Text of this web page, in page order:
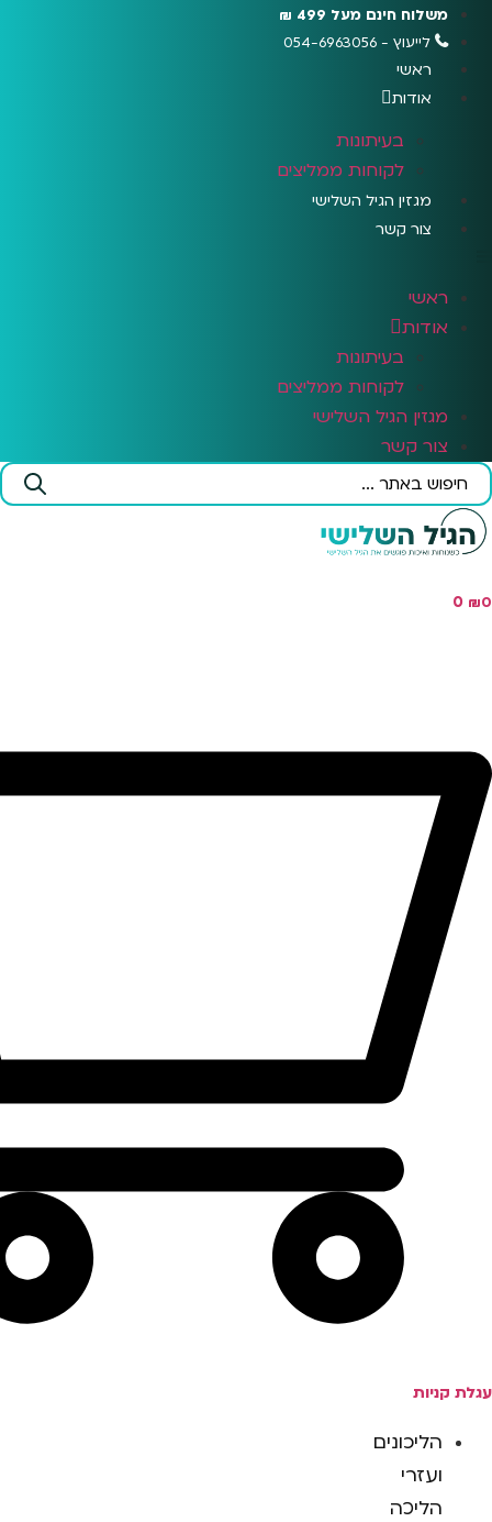
לתוכן
משלוח חינם מעל 499 ₪
לייעוץ - 054-6963056
ראשי
אודות
בעיתונות
לקוחות ממליצים
מגזין הגיל השלישי
צור קשר
ראשי
אודות
בעיתונות
לקוחות ממליצים
מגזין הגיל השלישי
צור קשר
Search
...
₪0
0
עגלת קניות
הליכונים
ועזרי
הליכה